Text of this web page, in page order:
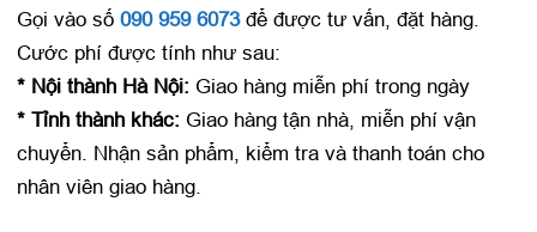
Gọi vào số 090 959 6073để được tư vấn, đặt hàng.
Cước phí được tính như sau:
* Nội thành Hà Nội: Giao hàng miễn phí trong ngày
* Tỉnh thành khác: Giao hàng tận nhà, miễn phí vận
chuyển. Nhận sản phẩm, kiểm tra và thanh toán cho
nhân viên giao hàng.